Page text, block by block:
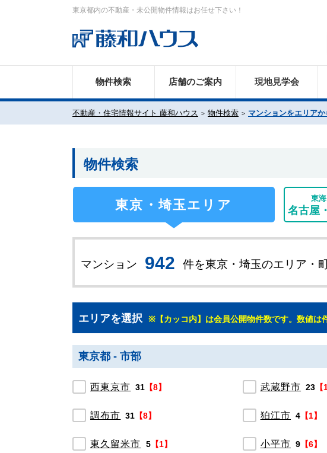
東京都内の不動産・未公開物件情報はお任せ下さい！
物件検索 店舗のご案内 現地見学会
不動産・住宅情報サイト 藤和ハウス 物件検索 マンションをエリア
物件検索
東京・埼玉エリア 東
名古屋
マンション 942 件を東京・埼玉のエリア・
エリアを選択 ※【カッコ内】は会員公開物件数です。数値は
東京都 - 市部
西東京市 31 【8】 武蔵野市 23 【
調布市 31 【8】 狛江市 4 【1】
東久留米市 5【1】 小平市 9 【6】